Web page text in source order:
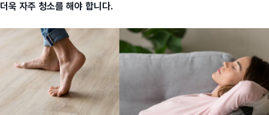
더욱 자주 청소를 해야 합니다.